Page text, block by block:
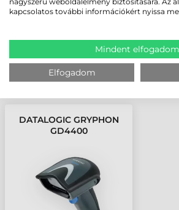
VÁSÁRLÓINK
KÖVESSE BE YOUTUBE
LEGUTÓBB MEGTEKINTETT
DATALOGIC GRYPHON
GD4400
kapcsolatos további információkért nyissa
Mindent elfogadom
Elfogadom